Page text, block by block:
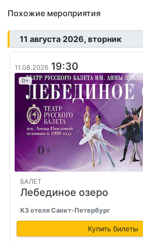
Похожие мероприятия
11 августа 2026, вторник
11.08.2026 19:30
0+
БАЛЕТ
Лебединое озеро
КЗ отеля Санкт-Петербург
Купить билеты